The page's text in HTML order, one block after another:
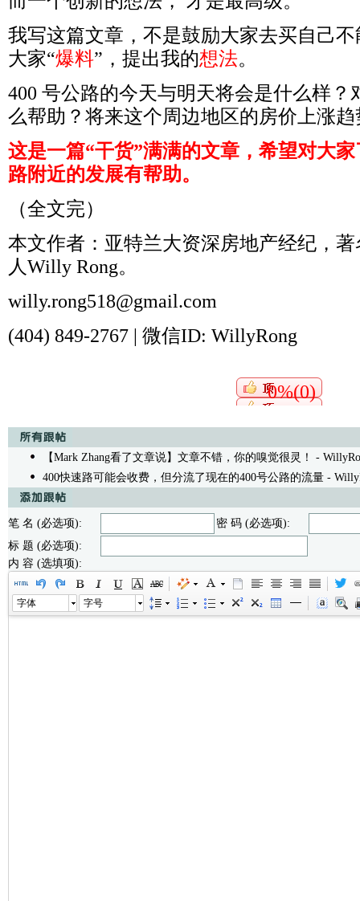
我写这篇文章，不是鼓励大家去买自己
大家“爆料”，提出我的想法。
400 号公路的今天与明天将会是什么样？
么帮助？将来这个周边地区的房价上涨
这是一篇“干货”满满的文章，希望对大
路附近的发展有帮助。
（全文完）
本文作者：亚特兰大资深房地产经纪，
人Willy Rong。
willy.rong518@gmail.com
(404) 849-2767 | 微信ID: WillyRong
0%(0)
【Mark Zhang看了文章说】文章不错，你的嗅觉很灵！
-
400快速路可能会收费，但分流了现在的400号公路的流量 -
笔 名 (必选项):
密 码 (必选项):
标 题 (必选项):
内 容 (选填项):
字体 字号